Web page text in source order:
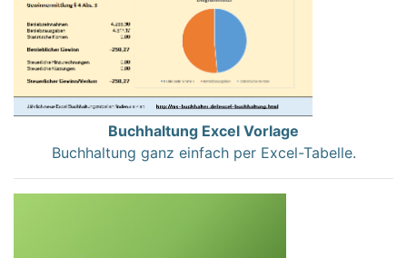
Buchhaltung Excel Vorlage
Buchhaltung ganz einfach per Excel-Tabelle.